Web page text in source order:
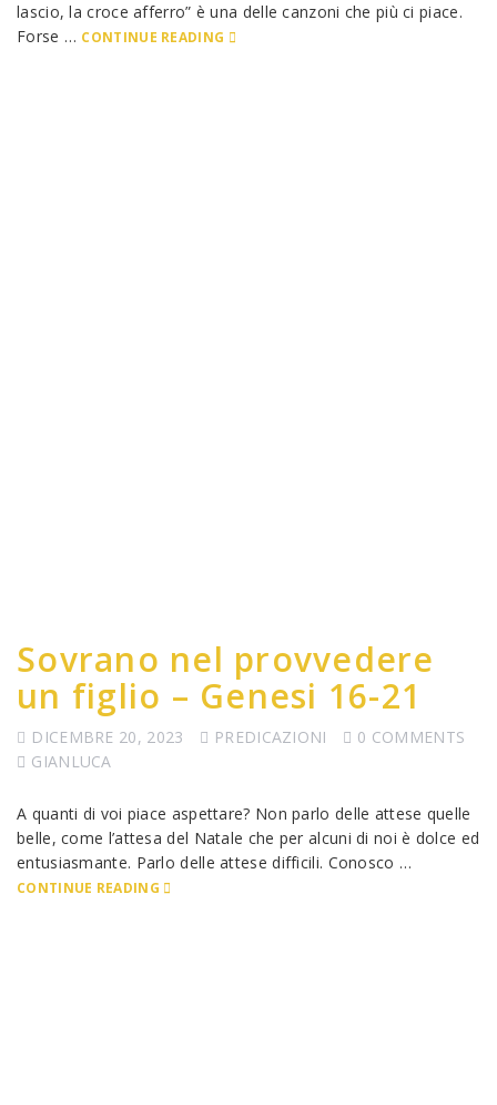
lascio, la croce afferro” è una delle canzoni che più ci piace.
Forse … CONTINUE READING
Sovrano nel provvedere
un figlio – Genesi 16-21
DICEMBRE 20, 2023 PREDICAZIONI
0 COMMENTS
GIANLUCA
A quanti di voi piace aspettare? Non parlo delle attese quelle
belle, come l’attesa del Natale che per alcuni di noi è dolce ed
entusiasmante. Parlo delle attese difficili. Conosco …
CONTINUE READING